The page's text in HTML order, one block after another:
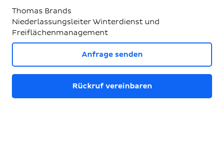
Thomas Brands
Niederlassungsleiter Winterdienst und
Freiflächenmanagement
Anfrage senden
Rückruf vereinbaren